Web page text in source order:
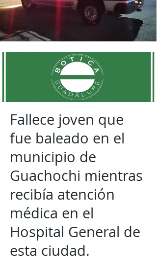
Fallece joven que
fue baleado en el
municipio de
Guachochi mientras
recibía atención
médica en el
Hospital General de
esta ciudad.